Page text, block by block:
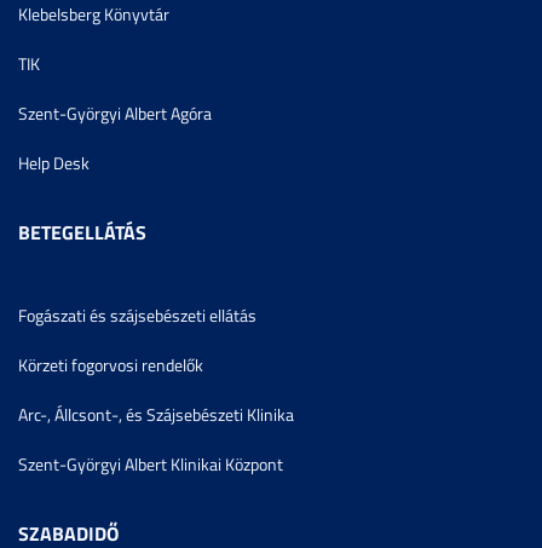
Klebelsberg Könyvtár
TIK
Szent-Györgyi Albert Agóra
Help Desk
BETEGELLÁTÁS
Fogászati és szájsebészeti ellátás
Körzeti fogorvosi rendelők
Arc-, Állcsont-, és Szájsebészeti Klinika
Szent-Györgyi Albert Klinikai Központ
SZABADIDŐ